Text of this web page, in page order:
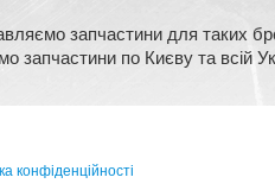
запчастини для таких
по Києву та всій
конфіденційності